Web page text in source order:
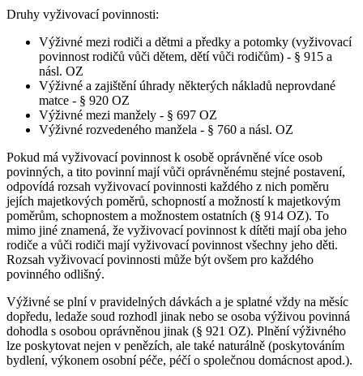
Druhy vyživovací povinnosti:
Výživné mezi rodiči a dětmi a předky a potomky (vyživovací
povinnost rodičů vůči dětem, dětí vůči rodičům) - § 915 a
násl. OZ
Výživné a zajištění úhrady některých nákladů neprovdané
matce - § 920 OZ
Výživné mezi manžely - § 697 OZ
Výživné rozvedeného manžela - § 760 a násl. OZ
Pokud má vyživovací povinnost k osobě oprávněné více osob
povinných, a tito povinní mají vůči oprávněnému stejné postavení,
odpovídá rozsah vyživovací povinnosti každého z nich poměru
jejích majetkových poměrů, schopností a možností k majetkovým
poměrům, schopnostem a možnostem ostatních (§ 914 OZ). To
mimo jiné znamená, že vyživovací povinnost k dítěti mají oba jeho
rodiče a vůči rodiči mají vyživovací povinnost všechny jeho děti.
Rozsah vyživovací povinnosti může být ovšem pro každého
povinného odlišný.
Výživné se plní v pravidelných dávkách a je splatné vždy na měsíc
dopředu, ledaže soud rozhodl jinak nebo se osoba výživou povinná
dohodla s osobou oprávněnou jinak (§ 921 OZ). Plnění výživného
lze poskytovat nejen v penězích, ale také naturálně (poskytováním
bydlení, výkonem osobní péče, péčí o společnou domácnost apod.).